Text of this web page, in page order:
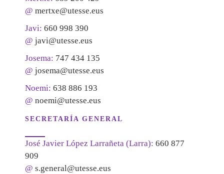
@ mertxe@utesse.eus
Javi: 660 998 390
@ javi@utesse.eus
Josema: 747 434 135
@ josema@utesse.eus
Noemi: 638 886 193
@ noemi@utesse.eus
SECRETARÍA GENERAL
José Javier López Larrañeta (Larra): 660 877
909
@ s.general@utesse.eus